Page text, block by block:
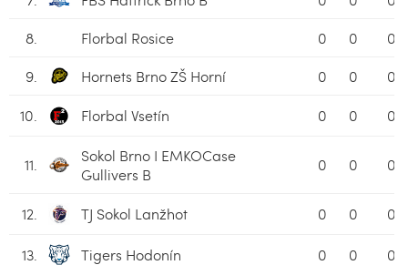
8.
Florbal Rosice 0 0
0
9.
Hornets Brno ZŠ Horní 0 0 0
10. Florbal Vsetín 0 0 0
11.
Sokol Brno I EMKOCase
Gullivers B
0 0 0
12. TJ Sokol Lanžhot 0 0 0
13. Tigers Hodonín 0 0 0